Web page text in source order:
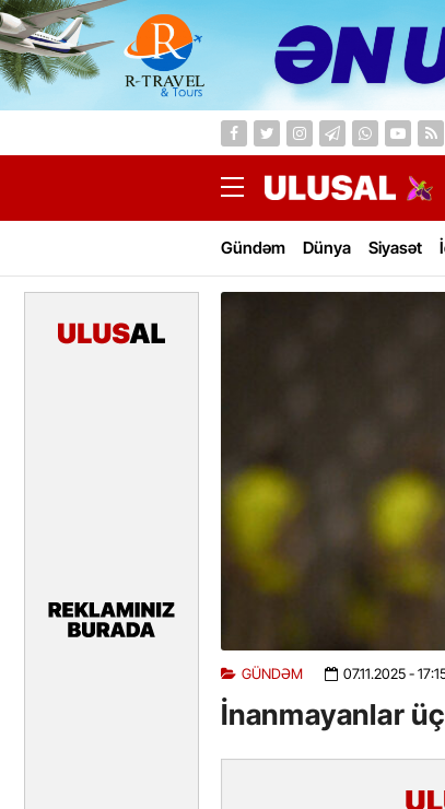
Gündəm Dünya Siyasət
GÜNDƏM 07.11.2025-
İnanmayanlar